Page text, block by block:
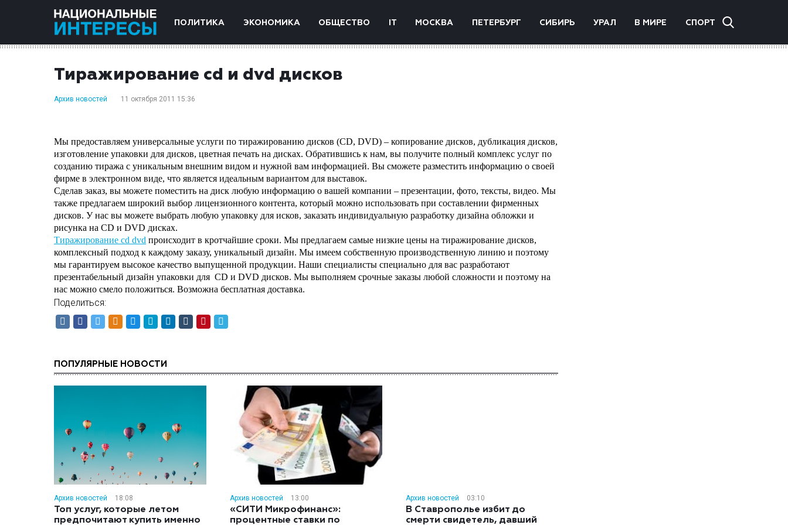
ПОЛИТИКА ЭКОНОМИКА ОБЩЕСТВО IT МОСКВА ПЕТЕРБУРГ СИБИРЬ УРАЛ В МИРЕ СПОРТ
Тиражирование cd и dvd дисков
Архив новостей 11 октября 2011 15:36
Мы предоставляем универсальные услуги по тиражированию дисков (CD, DVD) – копирование дисков, дубликация дисков,
изготовление упаковки для дисков, цветная печать на дисках. Обратившись к нам, вы получите полный комплекс услуг по
созданию тиража с уникальным внешним видом и нужной вам информацией. Вы сможете разместить информацию о своей
фирме в электронном виде, что является идеальным вариантом для выставок.
Сделав заказ, вы можете поместить на диск любую информацию о вашей компании – презентации, фото, тексты, видео. Мы
также предлагаем широкий выбор лицензионного контента, который можно использовать при составлении фирменных
дисков. У нас вы можете выбрать любую упаковку для исков, заказать индивидуальную разработку дизайна обложки и
рисунка на CD и DVD дисках.
Тиражирование cd dvd происходит в кротчайшие сроки. Мы предлагаем самые низкие цены на тиражирование дисков,
комплексный подход к каждому заказу, уникальный дизайн. Мы имеем собственную производственную линию и поэтому
мы гарантируем высокое качество выпущенной продукции. Наши специалисты специально для вас разработают
презентабельный дизайн упаковки для CD и DVD дисков. Мы выполняем срочные заказы любой сложности и поэтому на
нас можно смело положиться. Возможна бесплатная доставка.
Поделиться:
ПОПУЛЯРНЫЕ НОВОСТИ
Архив новостей 18:08
Топ услуг, которые летом
предпочитают купить именно
Архив новостей 13:00
«СИТИ Микрофинанс»:
процентные ставки по
Архив новостей 03:10
В Ставрополье избит до
смерти свидетель, давший